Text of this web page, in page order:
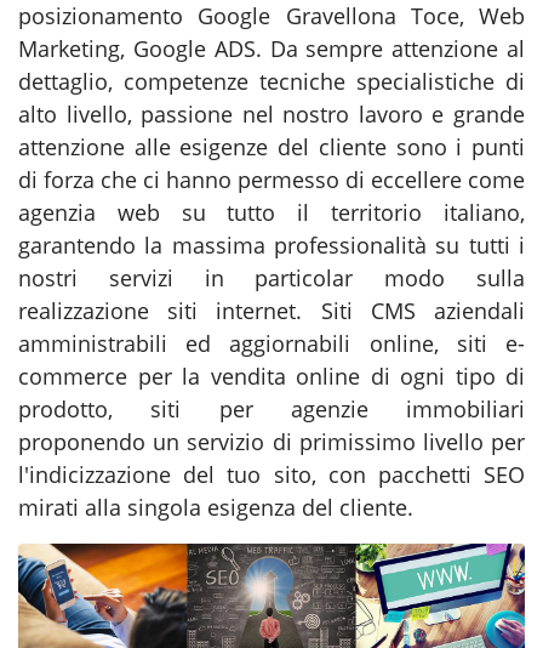
posizionamento Google Gravellona Toce, Web
Marketing, Google ADS. Da sempre attenzione al
dettaglio, competenze tecniche specialistiche di
alto livello, passione nel nostro lavoro e grande
attenzione alle esigenze del cliente sono i punti
di forza che ci hanno permesso di eccellere come
agenzia web su tutto il territorio italiano,
garantendo la massima professionalità su tutti i
nostri servizi in particolar modo sulla
realizzazione siti internet. Siti CMS aziendali
amministrabili ed aggiornabili online, siti e-
commerce per la vendita online di ogni tipo di
prodotto, siti per agenzie immobiliari
proponendo un servizio di primissimo livello per
l'indicizzazione del tuo sito, con pacchetti SEO
mirati alla singola esigenza del cliente.